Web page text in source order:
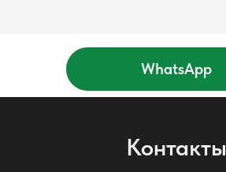
WhatsApp
Контакты